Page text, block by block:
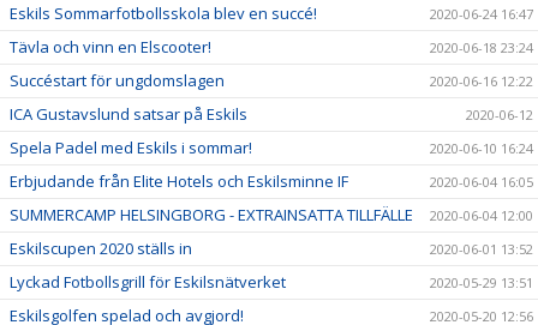
Eskils Sommarfotbollsskola blev en succé! 2020-06-24 16:47
Tävla och vinn en Elscooter! 2020-06-18 23:24
Succéstart för ungdomslagen 2020-06-16 12:22
ICA Gustavslund satsar på Eskils 2020-06-12
Spela Padel med Eskils i sommar! 2020-06-10 16:24
Erbjudande från Elite Hotels och Eskilsminne IF 2020-06-04 16:05
SUMMERCAMP HELSINGBORG - EXTRAINSATTA TILLFÄLLE 2020-06-04 12:00
Eskilscupen 2020 ställs in 2020-06-01 13:52
Lyckad Fotbollsgrill för Eskilsnätverket 2020-05-29 13:51
Eskilsgolfen spelad och avgjord! 2020-05-20 12:56